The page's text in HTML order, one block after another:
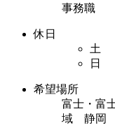
事務職
休日
土
日
希望場所
富士・富
域 静岡